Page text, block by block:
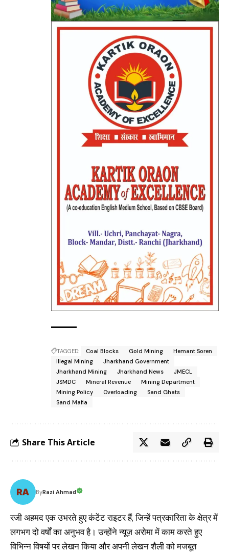
TAGGED: Coal Blocks Gold Mining
Hemant Soren
Illegal Mining
Jharkhand Government
Jharkhand Mining
Jharkhand News
JMECL
JSMDC
Mineral Revenue
Mining Department
Mining Policy
Overloading
Sand Ghats
Sand Mafia
Share This Article
ByRazi Ahmad
रजी अहमद एक उभरते हुए कंटेंट राइटर हैं, जिन्हें पत्रकारिता के क्षेत्र में
लगभग दो वर्षों का अनुभव है। उन्होंने न्यूज़ अरोमा में काम करते हुए
विभिन्न विषयों पर लेखन किया और अपनी लेखन शैली को मजबूत